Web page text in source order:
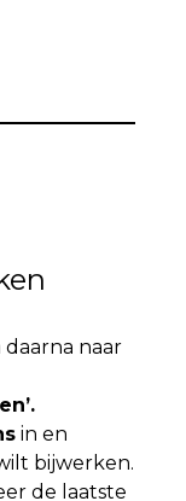
daarna naar
in en
bijwerken.
de laatste